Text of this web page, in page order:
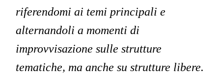
riferendomi ai temi principali e
alternandoli a momenti di
improvvisazione sulle strutture
tematiche, ma anche su strutture libere.